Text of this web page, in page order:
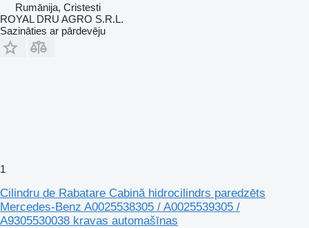
Rumānija, Cristesti
ROYAL DRU AGRO S.R.L.
Sazināties ar pārdevēju
1
Cilindru de Rabatare Cabină hidrocilindrs paredzēts
Mercedes-Benz A0025538305 / A0025539305 /
A9305530038 kravas automašīnas